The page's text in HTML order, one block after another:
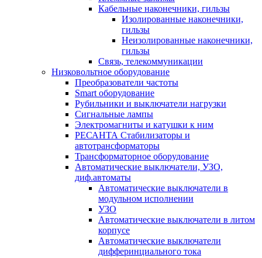
Кабельные наконечники, гильзы
Изолированные наконечники,
гильзы
Неизолированные наконечники,
гильзы
Связь, телекоммуникации
Низковольтное оборудование
Преобразователи частоты
Smart оборудование
Рубильники и выключатели нагрузки
Сигнальные лампы
Электромагниты и катушки к ним
РЕСАНТА Стабилизаторы и
автотрансформаторы
Трансформаторное оборудование
Автоматические выключатели, УЗО,
диф.автоматы
Автоматические выключатели в
модульном исполнении
УЗО
Автоматические выключатели в литом
корпусе
Автоматические выключатели
дифферинциального тока